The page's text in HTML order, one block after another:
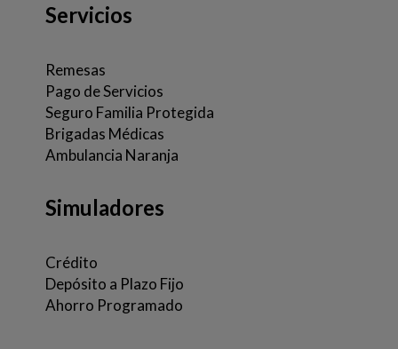
Servicios
Remesas
Pago de Servicios
Seguro Familia Protegida
Brigadas Médicas
Ambulancia Naranja
Simuladores
Crédito
Depósito a Plazo Fijo
Ahorro Programado